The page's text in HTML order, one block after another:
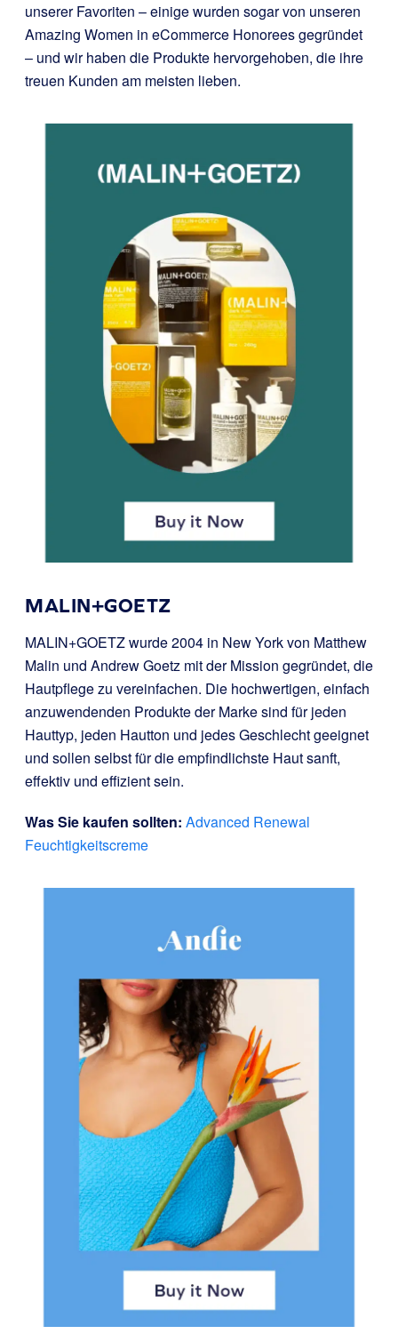
unserer Favoriten – einige wurden sogar von unseren
Amazing Women in eCommerce Honorees gegründet
– und wir haben die Produkte hervorgehoben, die ihre
treuen Kunden am meisten lieben.
MALIN+GOETZ
MALIN+GOETZ wurde 2004 in New York von Matthew
Malin und Andrew Goetz mit der Mission gegründet, die
Hautpflege zu vereinfachen. Die hochwertigen, einfach
anzuwendenden Produkte der Marke sind für jeden
Hauttyp, jeden Hautton und jedes Geschlecht geeignet
und sollen selbst für die empfindlichste Haut sanft,
effektiv und effizient sein.
Was Sie kaufen sollten: Advanced Renewal
Feuchtigkeitscreme